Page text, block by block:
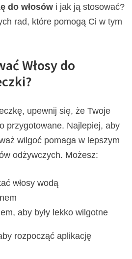
do włosów i jak ją stosować?
rad, które pomogą Ci w tym
Włosy do
upewnij się, że Twoje
przygotowane. Najlepiej, aby
wilgoć pomaga w lepszym
odżywczych. Możesz:
włosy wodą
aby były lekko wilgotne
rozpocząć aplikację